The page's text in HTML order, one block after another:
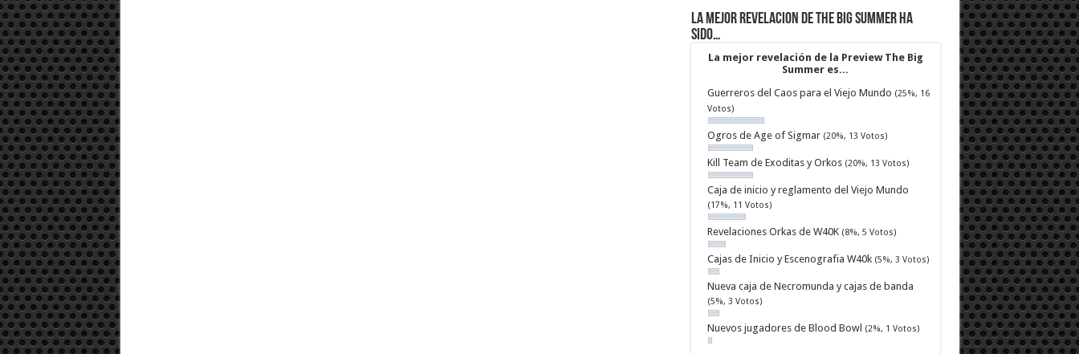
La mejor revelacion de The Big Summer ha
sido…
La mejor revelación de la Preview The Big
Summer es...
Guerreros del Caos para el Viejo Mundo (25%, 16
Votos)
Ogros de Age of Sigmar (20%, 13 Votos)
Kill Team de Exoditas y Orkos (20%, 13 Votos)
Caja de inicio y reglamento del Viejo Mundo
(17%, 11 Votos)
Revelaciones Orkas de W40K (8%, 5 Votos)
Cajas de Inicio y Escenografia W40k (5%, 3 Votos)
Nueva caja de Necromunda y cajas de banda
(5%, 3 Votos)
Nuevos jugadores de Blood Bowl (2%, 1 Votos)